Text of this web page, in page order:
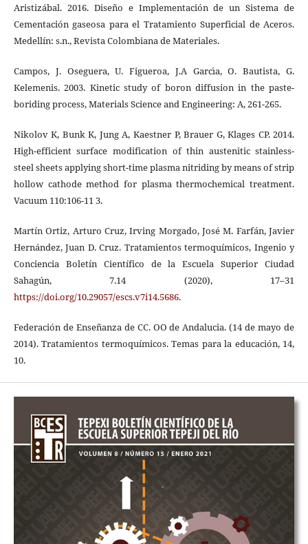
Aristizábal. 2016. Diseño e Implementación de un Sistema de
Cementación gaseosa para el Tratamiento Superficial de Aceros.
Medellín: s.n., Revista Colombiana de Materiales.
Campos, J. Oseguera, U. Figueroa, J.A Garcı́a, O. Bautista, G.
Kelemenis. 2003. Kinetic study of boron diffusion in the paste-
boriding process, Materials Science and Engineering: A, 261-265.
Nikolov K, Bunk K, Jung A, Kaestner P, Brauer G, Klages CP. 2014.
High-efficient surface modification of thin austenitic stainless-
steel sheets applying short-time plasma nitriding by means of strip
hollow cathode method for plasma thermochemical treatment.
Vacuum 110:106-11 3.
Martín Ortiz, Arturo Cruz, Irving Morgado, José M. Farfán, Javier
Hernández, Juan D. Cruz. Tratamientos termoquímicos, Ingenio y
Conciencia Boletín Científico de la Escuela Superior Ciudad
Sahagún, 7.14 (2020), 17–31
https://doi.org/10.29057/escs.v7i14.5686.
Federación de Enseñanza de CC. OO de Andalucia. (14 de mayo de
2014). Tratamientos termoquímicos. Temas para la educación, 14,
10.